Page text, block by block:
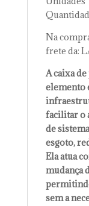
Na
frete da:
A caixa
elemento
facilitar o
de
esgoto,
Ela atua
mudança
sem a